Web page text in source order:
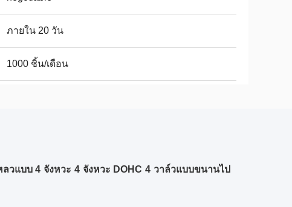
ภายใน 20 วัน
1000 ชิ้น/เดือน
วแบบ 4 จังหวะ 4 จังหวะ DOHC 4 วาล์วแบบขนานไป